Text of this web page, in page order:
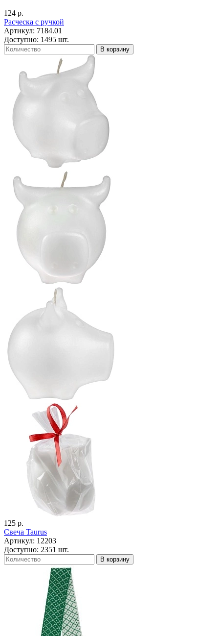
124 р.
Расческа с ручкой
Артикул: 7184.01
Доступно: 1495 шт.
В корзину
125 р.
Свеча Taurus
Артикул: 12203
Доступно: 2351 шт.
В корзину